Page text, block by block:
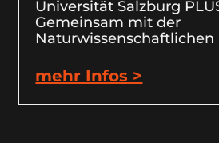
Universität Salzburg
Gemeinsam mit der
Naturwissenschaftlichen
mehr Infos >